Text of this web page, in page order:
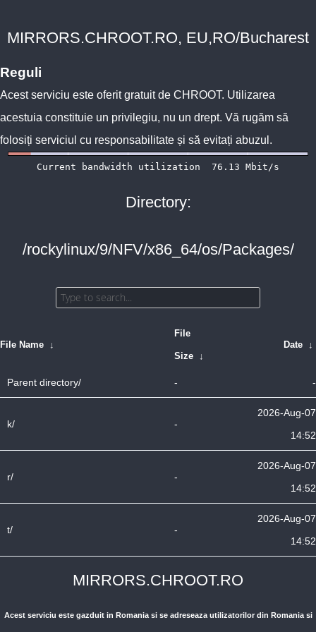
MIRRORS.CHROOT.RO, EU,RO/Bucharest
Reguli
Acest serviciu este oferit gratuit de CHROOT. Utilizarea
acestuia constituie un privilegiu, nu un drept. Vă rugăm să
folosiți serviciul cu responsabilitate și să evitați abuzul.
Directory:
/rockylinux/9/NFV/x86_64/os/Packages/
File Name ↓
File
Size ↓
Date ↓
Parent directory/ - -
k/ -
2026-Aug-07
14:52
r/ -
2026-Aug-07
14:52
t/ -
2026-Aug-07
14:52
MIRRORS.CHROOT.RO
Acest serviciu este gazduit in Romania si se adreseaza utilizatorilor din Romania si